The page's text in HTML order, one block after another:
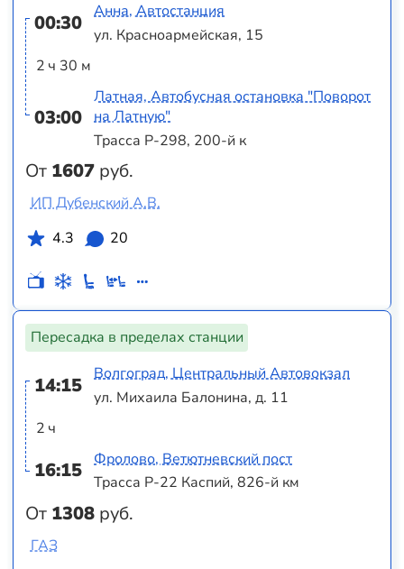
00:30
2 ч 30 м
03:00
От 1607 руб.
Анна, Автостанция
ул. Красноармейская, 15
Латная, Автобусная остановка "Поворот
на Латную"
Трасса Р-298, 200-й к
ИП Дубенский А.В.
4.3
20
Пересадка в пределах станции
14:15
2 ч
16:15
От 1308 руб.
Волгоград, Центральный Автовокзал
ул. Михаила Балонина, д. 11
Фролово, Ветютневский пост
Трасса Р-22 Каспий, 826-й км
ГАЗ